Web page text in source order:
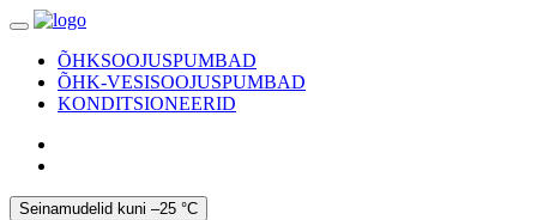
ÕHKSOOJUSPUMBAD
ÕHK-VESISOOJUSPUMBAD
KONDITSIONEERID
Seinamudelid kuni –25 °C